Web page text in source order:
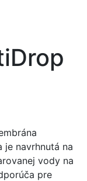
je navrhnutá na
vody na
pre